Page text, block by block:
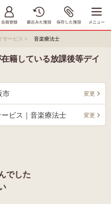
サービス > 音楽療法士
籍している放課後等デイ
市 変更
ビス｜音楽療法士 変更
でした